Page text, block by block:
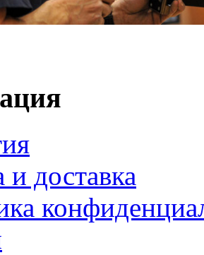
и доставка